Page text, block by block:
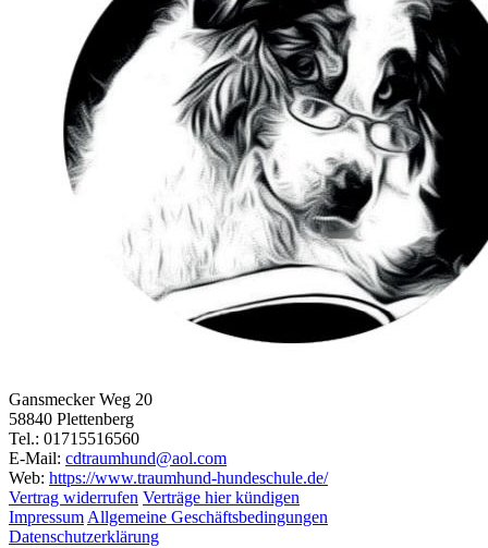
Gansmecker Weg 20
58840 Plettenberg
Tel.: 01715516560
E-Mail: cdtraumhund@aol.com
Web: https://www.traumhund-hundeschule.de/
Vertrag widerrufen Verträge hier kündigen
Impressum Allgemeine Geschäftsbedingungen
Datenschutzerklärung